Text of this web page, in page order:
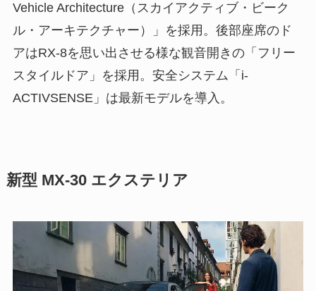
Vehicle Architecture（スカイアクティブ・ビーク
ル・アーキテクチャー）」を採用。後部座席のド
アはRX-8を思い出させる様な観音開きの「フリー
スタイルドア」を採用。安全システム「i-
ACTIVSENSE」は最新モデルを導入。
新型 MX-30 エクステリア